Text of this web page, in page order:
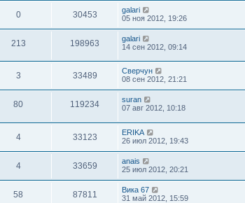
0 30453
galari
05 ноя 2012, 19:26
213 198963
galari
14 сен 2012, 09:14
3 33489
Сверчун
08 сен 2012, 21:21
80 119234
suran
07 авг 2012, 10:18
4 33123
ERIKA
26 июл 2012, 19:43
4 33659
anais
25 июл 2012, 20:21
58 87811
Вика 67
31 май 2012, 15:59